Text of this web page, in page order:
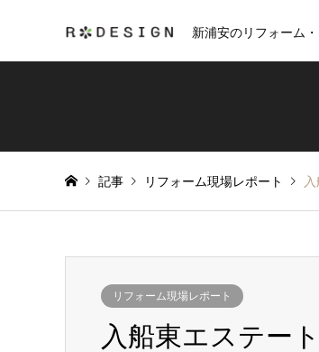
新浦安のリフォーム
記事 リフォーム現場レポート
リフォーム現場レポート
入船東エステー